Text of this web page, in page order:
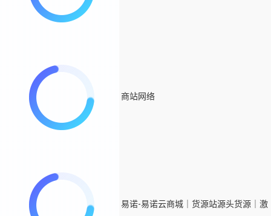
商站网络
易诺-易诺云商城｜货源站源头货源｜激